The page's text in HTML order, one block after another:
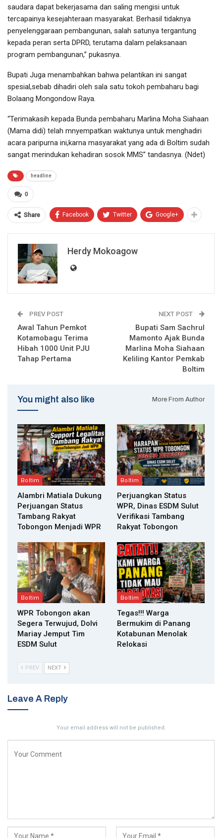
saudara dapat bekerjasama dan saling mengisi untuk
tercapainya kesejahteraan masyarakat. Berhasil tidaknya
penyelenggaraan pembangunan, salah satunya tergantung
kepada peran serta DPRD, terutama dalam pelaksanaan
program pembangunan,” pukasnya.
Bupati Juga menambahkan bahwa pelantikan ini sangat
spesial,sebab dihadiri oleh sala satu tokoh pembaharu bagi
Bolaang Mongondow Raya.
“Terimakasih kepada Bunda pembaharu Marlina Moha Siahaan
(Mama didi) telah mnyempatkan waktunya untuk menghadiri
acara paripurna ini,karna masyarakat yang ada di Boltim sudah
sangat merindukan kehadiran sosok MMS” tandasnya. (Ndet)
headline
0
Share Facebook Twitter Google+
Herdy Mokoagow
PREV POST
Awal Tahun Pemkot
Kotamobagu Terima
Hibah 1000 Unit PJU
Tahap Pertama
NEXT POST
Bupati Sam Sachrul
Mamonto Ajak Bunda
Marlina Moha Siahaan
Keliling Kantor Pemkab
Boltim
You might also like More From Author
Boltim
Alambri Matiala Dukung
Perjuangan Status
Tambang Rakyat
Tobongon Menjadi WPR
Boltim
Perjuangkan Status
WPR, Dinas ESDM Sulut
Verifikasi Tambang
Rakyat Tobongon
Boltim
WPR Tobongon akan
Segera Terwujud, Dolvi
Mariay Jemput Tim
ESDM Sulut
Boltim
Tegas!!! Warga
Bermukim di Panang
Kotabunan Menolak
Relokasi
PREV NEXT
Leave A Reply
Your email address will not be published.